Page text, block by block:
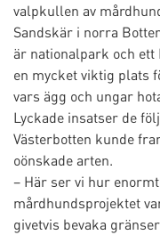
valpkullen av
Sandskär i norra
är nationalpark och ett
en mycket viktig plats
vars ägg och ungar
Lyckade insatser de
Västerbotten kunde
oönskade arten.
– Här ser vi hur
mårdhundsprojektet
givetvis bevaka